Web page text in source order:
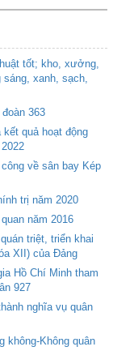
tốt; kho, xưởng,
xanh, sạch,
363
kết quả hoạt động
về sân bay Kép
trị năm 2020
năm 2016
triệt, triển khai
XII) của Đảng
Hồ Chí Minh tham
927
nghĩa vụ quân
không-Không quân